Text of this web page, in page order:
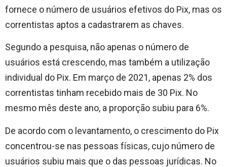
fornece o número de usuários efetivos do Pix, mas os
correntistas aptos a cadastrarem as chaves.
Segundo a pesquisa, não apenas o número de
usuários está crescendo, mas também a utilização
individual do Pix. Em março de 2021, apenas 2% dos
correntistas tinham recebido mais de 30 Pix. No
mesmo mês deste ano, a proporção subiu para 6%.
De acordo com o levantamento, o crescimento do Pix
concentrou-se nas pessoas físicas, cujo número de
usuários subiu mais que o das pessoas jurídicas. No